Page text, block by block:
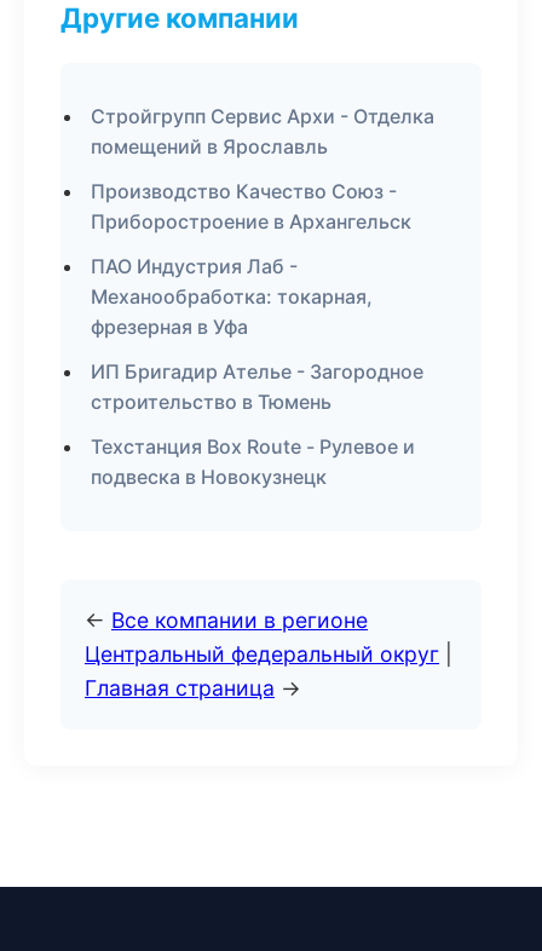
Другие компании
Стройгрупп Сервис Архи - Отделка
помещений в Ярославль
Производство Качество Союз -
Приборостроение в Архангельск
ПАО Индустрия Лаб -
Механообработка: токарная,
фрезерная в Уфа
ИП Бригадир Ателье - Загородное
строительство в Тюмень
Техстанция Box Route - Рулевое и
подвеска в Новокузнецк
← Все компании в регионе
Центральный федеральный округ
Главная страница →